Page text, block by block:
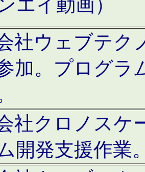
エイ動画）
社ウェブテク
加。プログラ
社クロノスケ
開発支援作業